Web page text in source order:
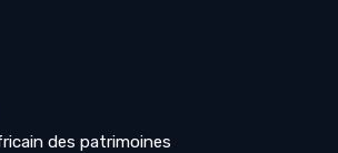
des patrimoines